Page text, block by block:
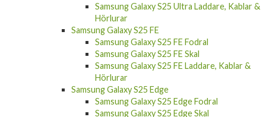
Samsung Galaxy S25 Ultra Laddare, Kablar &
Hörlurar
Samsung Galaxy S25 FE
Samsung Galaxy S25 FE Fodral
Samsung Galaxy S25 FE Skal
Samsung Galaxy S25 FE Laddare, Kablar &
Hörlurar
Samsung Galaxy S25 Edge
Samsung Galaxy S25 Edge Fodral
Samsung Galaxy S25 Edge Skal